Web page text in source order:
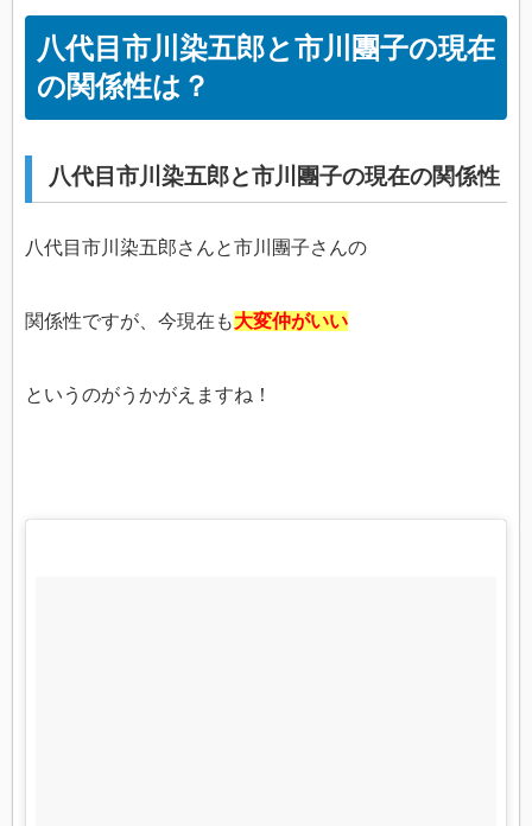
八代目市川染五郎と市川團子の現在
の関係性は？
八代目市川染五郎と市川團子の現在の関係性
八代目市川染五郎さんと市川團子さんの
関係性ですが、今現在も大変仲がいい
というのがうかがえますね！